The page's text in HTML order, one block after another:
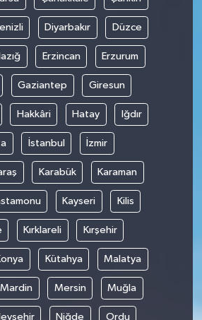
Diyarbakır Düzce
Erzincan Erzurum
Gaziantep Giresun
Hakkâri Hatay Iğdır
İstanbul İzmir
Karabük Karaman
Kayseri Kilis
Kırklareli Kırşehir
Kütahya Malatya
Mardin Mersin Muğla
Niğde Ordu